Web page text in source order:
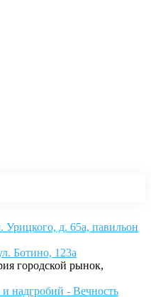
Урицкого, д. 65а, павильон
Ботино, 123а
городской рынок,